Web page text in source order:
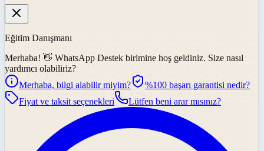
Eğitim Danışmanı
Merhaba! 👋 WhatsApp Destek birimine hoş geldiniz. Size nasıl
yardımcı olabiliriz?
Merhaba, bilgi alabilir miyim?
%100 başarı garantisi nedir?
Fiyat ve taksit seçenekleri
Lütfen beni arar mısınız?